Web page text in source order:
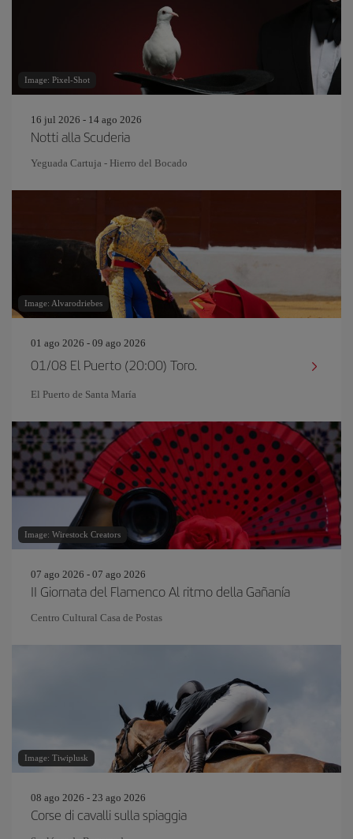
Image: Pixel-Shot
16 jul 2026 - 14 ago 2026
Notti alla Scuderia
Yeguada Cartuja - Hierro del Bocado
Image: Alvarodriebes
01 ago 2026 - 09 ago 2026
01/08 El Puerto (20:00) Toro.
El Puerto de Santa María
Image: Wirestock Creators
07 ago 2026 - 07 ago 2026
II Giornata del Flamenco Al ritmo della Gañanía
Centro Cultural Casa de Postas
Image: Tiwiplusk
08 ago 2026 - 23 ago 2026
Corse di cavalli sulla spiaggia